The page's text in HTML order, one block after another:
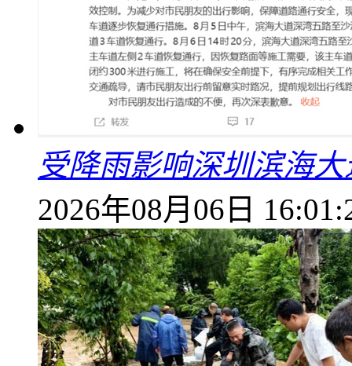
受降雨影响深圳滨海
2026年08月06日